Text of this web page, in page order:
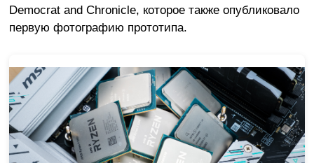
Democrat and Chronicle, которое также опубликовало
первую фотографию прототипа.